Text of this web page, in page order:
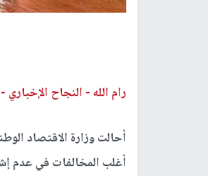
رام الله - النجاح الإخباري -
أغلب المخالفات في عدم